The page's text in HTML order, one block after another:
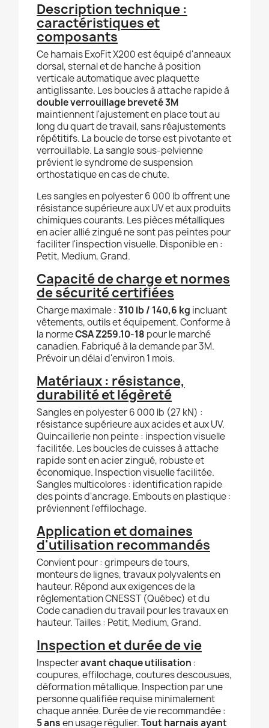
Description technique :
caractéristiques et
composants
Ce harnais ExoFit X200 est équipé d'anneaux
dorsal, sternal et de hanche à position
verticale automatique avec plaquette
antiglissante. Les boucles à attache rapide à
double verrouillage breveté 3M
maintiennent l'ajustement en place tout au
long du quart de travail, sans réajustements
répétitifs. La boucle de torse est pivotante et
verrouillable. La sangle sous-pelvienne
prévient le syndrome de suspension
orthostatique en cas de chute.
Les sangles en polyester 6 000 lb offrent une
résistance supérieure aux UV et aux produits
chimiques courants. Les pièces métalliques
en acier allié zingué ne sont pas peintes pour
faciliter l'inspection visuelle. Disponible en :
Petit, Medium, Grand.
Capacité de charge et normes
de sécurité certifiées
Charge maximale : 310 lb / 140,6 kg incluant
vêtements, outils et équipement. Conforme à
la normeCSA Z259.10-18 pour le marché
canadien. Fabriqué à la demande par 3M.
Prévoir un délai d'environ 1 mois.
Matériaux : résistance,
durabilité et légèreté
Sangles en polyester 6 000 lb (27 kN) :
résistance supérieure aux acides et aux UV.
Quincaillerie non peinte : inspection visuelle
facilitée. Les boucles de cuisses à attache
rapide sont en acier zingué, robuste et
économique. Inspection visuelle facilitée.
Sangles multicolores : identification rapide
des points d'ancrage. Embouts en plastique :
préviennent l'effilochage.
Application et domaines
d'utilisation recommandés
Convient pour : grimpeurs de tours,
monteurs de lignes, travaux polyvalents en
hauteur. Répond aux exigences de la
réglementation CNESST (Québec) et du
Code canadien du travail pour les travaux en
hauteur. Tailles : Petit, Medium, Grand.
Inspection et durée de vie
Inspecteravant chaque utilisation :
coupures, effilochage, coutures descousues,
déformation métallique. Inspection par une
personne qualifiée requise minimalement
chaque année. Durée de vie recommandée :
5 ansen usage régulier.Tout harnais ayant